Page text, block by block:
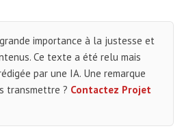
importance à la justesse et
Ce texte a été relu mais
par une IA. Une remarque
transmettre ? Contactez Projet